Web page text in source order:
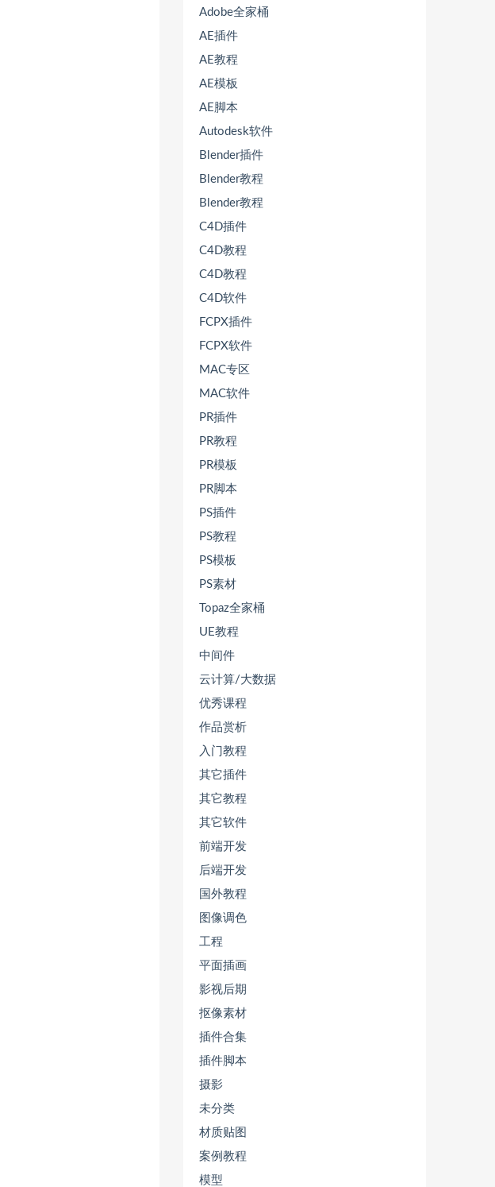
Adobe全家桶
AE插件
AE教程
AE模板
AE脚本
Autodesk软件
Blender插件
Blender教程
Blender教程
C4D插件
C4D教程
C4D教程
C4D软件
FCPX插件
FCPX软件
MAC专区
MAC软件
PR插件
PR教程
PR模板
PR脚本
PS插件
PS教程
PS模板
PS素材
Topaz全家桶
UE教程
中间件
云计算/大数据
优秀课程
作品赏析
入门教程
其它插件
其它教程
其它软件
前端开发
后端开发
国外教程
图像调色
工程
平面插画
影视后期
抠像素材
插件合集
插件脚本
摄影
未分类
材质贴图
案例教程
模型